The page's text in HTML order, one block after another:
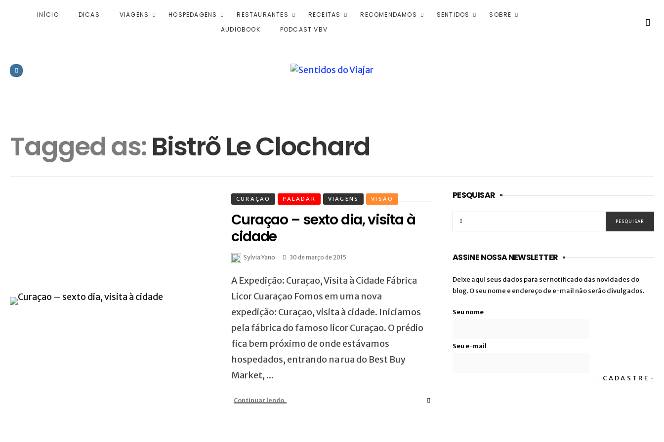
INÍCIO DICAS VIAGENS HOSPEDAGENS RESTAURANTES RECEITAS RECOMENDAMOS SENTIDOS
SOBRE
AUDIOBOOK
PODCAST VBV
Tagged as:Bistrõ Le Clochard
CURAÇAO PALADAR VIAGENS VISÃO
Curaçao – sexto dia, visita à
cidade
Sylvia Yano 30 de março de 2015
A Expedição: Curaçao, Visita à Cidade Fábrica
Licor Cuaraçao Fomos em uma nova
expedição: Curaçao, visita à cidade. Iniciamos
pela fábrica do famoso licor Curaçao. O prédio
fica bem próximo de onde estávamos
hospedados, entrando na rua do Best Buy
Market, ...
Continuar lendo
PESQUISAR
ASSINE NOSSA NEWSLETTER
Deixe aqui seus dados para ser notificado das novidades do
blog. O seu nome e endereço de e-mail não serão divulgados.
Seu nome
Seu e-mail